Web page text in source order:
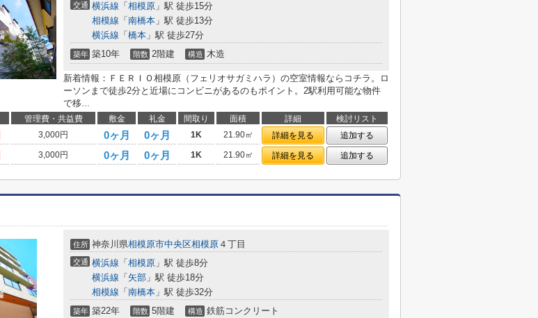
交通 横浜線 「 相模原 」駅 徒歩15分
相模線 「 南橋本 」駅 徒歩13分
横浜線 「 橋本 」駅 徒歩27分
築年 築10年 階数 2階建 構造 木造
新着情報：ＦＥＲＩＯ相模原（フェリオサガミハラ）の空室情報ならコチラ。ロ
ーソンまで徒歩2分と近場にコンビニがあるのもポイント。2駅利用可能な物件
で移...
管理費・共益費 敷金 礼金 間取り 面積 詳細
検討リスト
3,000円 0ヶ月 0ヶ月 1K 21.90㎡ 詳細を見る
追加する
3,000円 0ヶ月 0ヶ月 1K 21.90㎡ 詳細を見る 追加する
住所 神奈川県相模原市中央区相模原 ４丁目
交通 横浜線 「 相模原 」駅 徒歩8分
横浜線 「 矢部 」駅 徒歩18分
相模線 「 南橋本 」駅 徒歩32分
築年 築22年 階数 5階建 構造 鉄筋コンクリート